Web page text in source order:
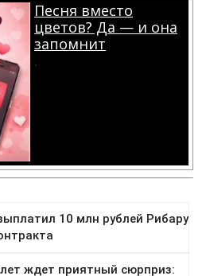
Песня вместо
цветов? Да — и она
запомнит
.